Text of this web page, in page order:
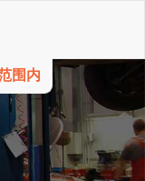
围内